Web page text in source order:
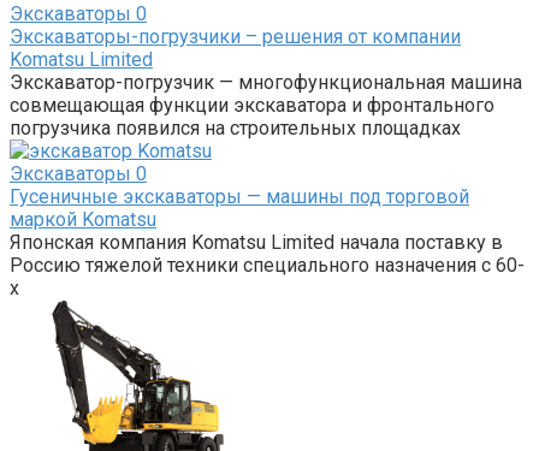
Экскаваторы 0
Экскаваторы-погрузчики – решения от компании
Komatsu Limited
Экскаватор-погрузчик — многофункциональная машина
совмещающая функции экскаватора и фронтального
погрузчика появился на строительных площадках
Экскаваторы 0
Гусеничные экскаваторы — машины под торговой
маркой Komatsu
Японская компания Komatsu Limited начала поставку в
Россию тяжелой техники специального назначения с 60-
х